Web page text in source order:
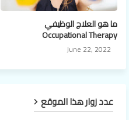
ما هو العلاج الوظيفي
Occupational Therapy
June 22, 2022
عدد زوار هذا الموقع